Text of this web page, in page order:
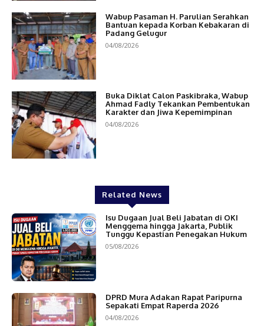
Wabup Pasaman H. Parulian Serahkan
Bantuan kepada Korban Kebakaran di
Padang Gelugur
04/08/2026
Buka Diklat Calon Paskibraka, Wabup
Ahmad Fadly Tekankan Pembentukan
Karakter dan Jiwa Kepemimpinan
04/08/2026
Related News
Isu Dugaan Jual Beli Jabatan di OKI
Menggema hingga Jakarta, Publik
Tunggu Kepastian Penegakan Hukum
05/08/2026
DPRD Mura Adakan Rapat Paripurna
Sepakati Empat Raperda 2026
04/08/2026